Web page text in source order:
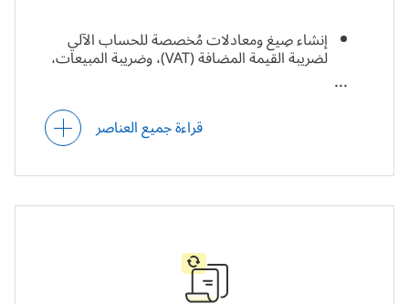
إنشاء صِيغ ومعادلات مُخصصة للحساب الآلي
لضريبة القيمة المضافة (VAT)، وضريبة المبيعات،
والضرائب الأخرى، وذلك بناءً على معايير يُحددها
المُستخدم ووفقًا للأسعار الضريبية الخاصة بكل
تسجيل وتتبع البيانات المتعلقة بالمبالغ الضريبية
المحسوبة في دفتر الأستاذ الضريبي ودفتر الأستاذ
العام.
التقديم القائم على قواعد للإقرارات الضريبية وفقًا
للوائح التنظيمية الخاصة بكل منطقة.
قراءة جميع العناصر